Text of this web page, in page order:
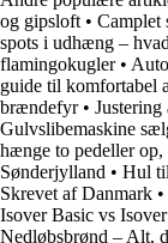
og gipsloft • Camplet
spots i udhæng –
flamingokugler•
guide til komfortabel
brændefyr•
Gulvslibemaskine
hænge to pedeller op,
Sønderjylland • Hul
Skrevet af Danmark •
Isover Basic vs
Nedløbsbrønd – Alt,